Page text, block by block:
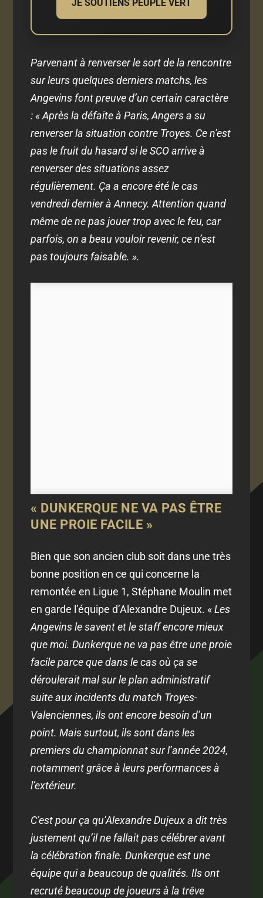
JE SOUTIENS PEUPLE VERT
Parvenant à renverser le sort de la rencontre
sur leurs quelques derniers matchs, les
Angevins font preuve d’un certain caractère
: « Après la défaite à Paris, Angers a su
renverser la situation contre Troyes. Ce n’est
pas le fruit du hasard si le SCO arrive à
renverser des situations assez
régulièrement. Ça a encore été le cas
vendredi dernier à Annecy. Attention quand
même de ne pas jouer trop avec le feu, car
parfois, on a beau vouloir revenir, ce n’est
pas toujours faisable. ».
« DUNKERQUE NE VA PAS ÊTRE
UNE PROIE FACILE »
Bien que son ancien club soit dans une très
bonne position en ce qui concerne la
remontée en Ligue 1, Stéphane Moulin met
en garde l’équipe d’Alexandre Dujeux. «Les
Angevins le savent et le staff encore mieux
que moi. Dunkerque ne va pas être une proie
facile parce que dans le cas où ça se
déroulerait mal sur le plan administratif
suite aux incidents du match Troyes-
Valenciennes, ils ont encore besoin d’un
point. Mais surtout, ils sont dans les
premiers du championnat sur l’année 2024,
notamment grâce à leurs performances à
l’extérieur.
C’est pour ça qu’Alexandre Dujeux a dit très
justement qu’il ne fallait pas célébrer avant
la célébration finale. Dunkerque est une
équipe qui a beaucoup de qualités. Ils ont
recruté beaucoup de joueurs à la trêve